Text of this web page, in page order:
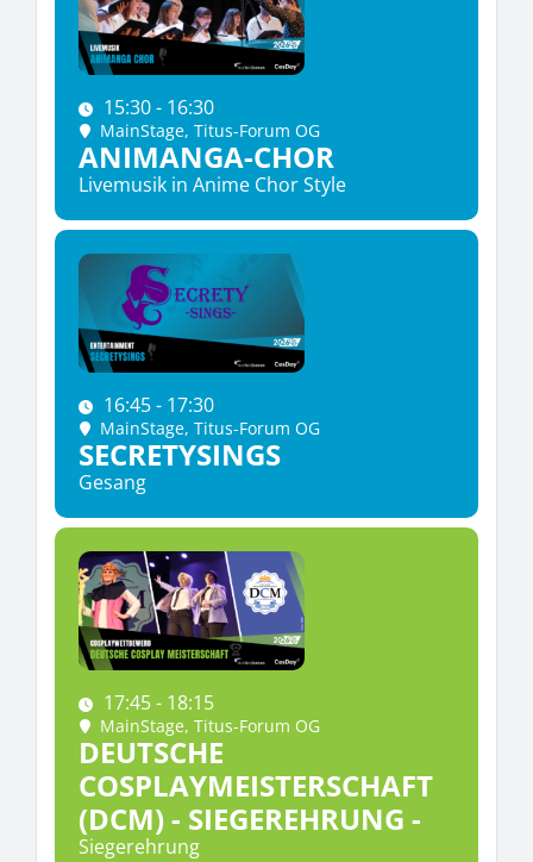
15:30 - 16:30
MainStage, Titus-Forum OG
ANIMANGA-CHOR
Livemusik in Anime Chor Style
16:45 - 17:30
MainStage, Titus-Forum OG
SECRETYSINGS
Gesang
17:45 - 18:15
MainStage, Titus-Forum OG
DEUTSCHE
COSPLAYMEISTERSCHAFT
(DCM) - SIEGEREHRUNG -
Siegerehrung